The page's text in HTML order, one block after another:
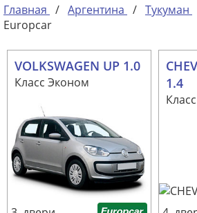
Главная / Аргентина / Тукуман
Europcar
VOLKSWAGEN UP 1.0
Класс Эконом
1.4